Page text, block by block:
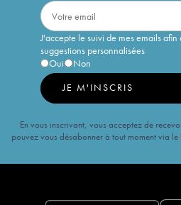
J'accepte le suivi de mes emails
suggestions personnalisées
Oui
Non
JE M'INSCRIS
En vous inscrivant, vous acceptez de
pouvez vous désabonner à tout moment via